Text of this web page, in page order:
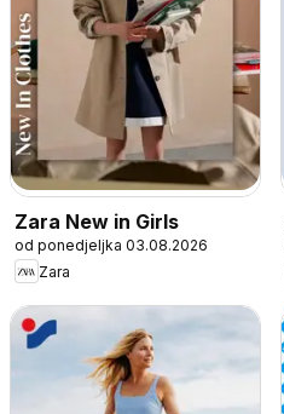
Zara New in Girls
od ponedjeljka 03.08.2026
Zara